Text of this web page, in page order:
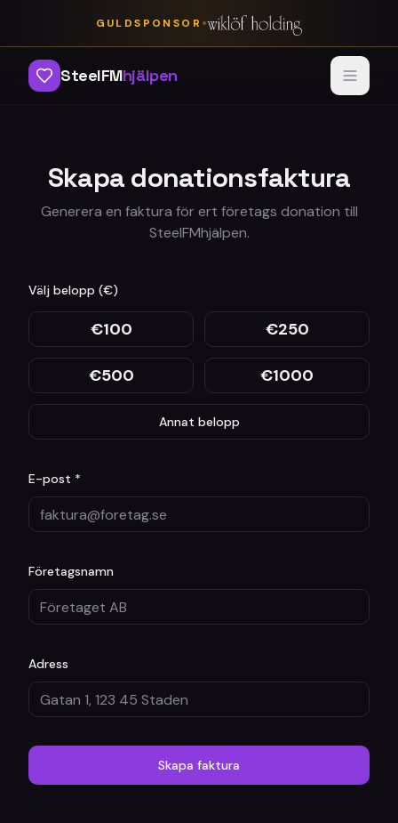
GULDSPONSOR •
SteelFMhjälpen
Skapa donationsfaktura
Generera en faktura för ert företags donation till
SteelFMhjälpen.
Välj belopp (€)
€100 €250
€500 €1000
Annat belopp
E-post *
Företagsnamn
Adress
Skapa faktura